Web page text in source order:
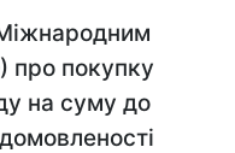
покупку
на суму до